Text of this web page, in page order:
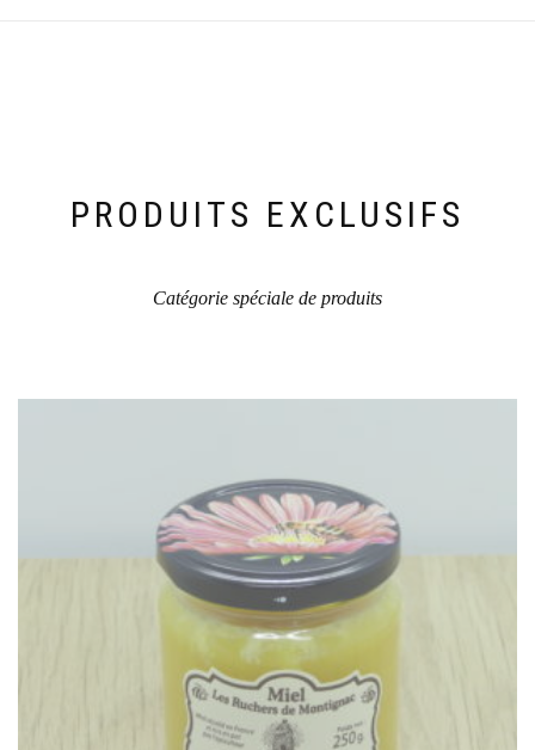
PRODUITS EXCLUSIFS
Catégorie spéciale de produits